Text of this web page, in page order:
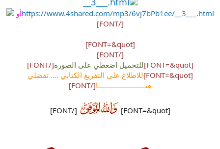
https://www.4shared.com/mp3/6vj7bPb1ee/__3___.htmlأو
[/FONT]
[FONT=&quot]
[/FONT]
[FONT=&quot]
للتحميل اضغطي على الصورة[/FONT]
[FONT=&quot]
للاطلاع على التفريغ الكتابي .... تفضلي
هنــــــــــــــــــــــــا[/FONT]
[FONT=&quot]
[/FONT]